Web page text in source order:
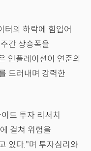
터의 하락에 힘입어
간 상승폭을
인플레이션이 연준의
드러내며 강력한
드 투자 리서치
걸쳐 위험을
있다."며 투자심리와